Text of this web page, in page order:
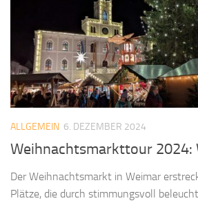
ALLGEMEIN 6. DEZEMBER 2024
Weihnachtsmarkttour 2024:
Der Weihnachtsmarkt in Weimar
Plätze, die durch stimmungsvoll